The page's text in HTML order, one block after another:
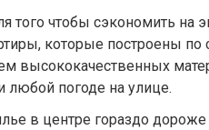
того чтобы сэкономить на
которые построены
высококачественных
любой погоде на улице.
в центре гораздо